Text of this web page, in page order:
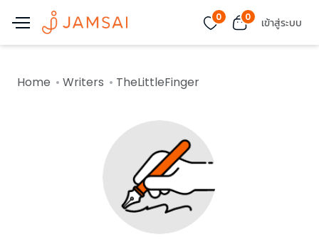
0 0 เข้าสู่ระบบ
Home Writers TheLittleFinger